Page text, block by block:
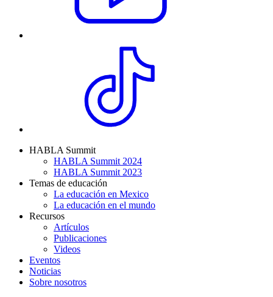
HABLA Summit
HABLA Summit 2024
HABLA Summit 2023
Temas de educación
La educación en Mexico
La educación en el mundo
Recursos
Artículos
Publicaciones
Videos
Eventos
Noticias
Sobre nosotros